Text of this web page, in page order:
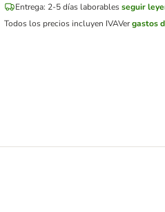
Entrega: 2-5 días laborables seguir
Todos los precios incluyen IVAVergastos